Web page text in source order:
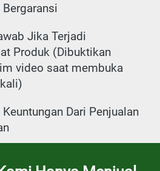
Jika Terjadi
Produk (Dibuktikan
video saat membuka
Dari Penjualan